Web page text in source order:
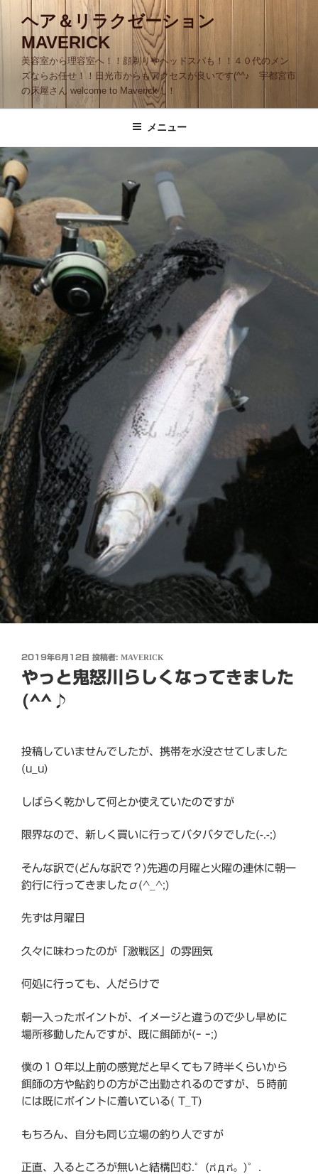
ス
プ
ヘア＆リラクゼーション
MAVERICK
美容室から理容室へ！！顔剃りやヘッドスパも！！４０代のメン
ズならお任せ！！日光市からもアクセスが良いです(^^♪ 宇都宮市
の床屋さん welcome to Maverick！！
メニュー
投
稿
日:
2019年6月12日 投稿者: MAVERICK
やっと鬼怒川らしくなってきました
(^^♪
投稿していませんでしたが、携帯を水没させてしました
(u_u)
しばらく乾かして何とか使えていたのですが
限界なので、新しく買いに行ってバタバタでした(-.-;)
そんな訳で(どんな訳で？)先週の月曜と火曜の連休に朝一
釣行に行ってきましたσ(^_^;)
先ずは月曜日
久々に味わったのが「激戦区」の雰囲気
何処に行っても、人だらけで
朝一入ったポイントが、イメージと違うので少し早めに
場所移動したんですが、既に餌師が(ｰ ｰ;)
僕の１０年以上前の感覚だと早くても７時半くらいから
餌師の方や鮎釣りの方がご出勤されるのですが、５時前
には既にポイントに着いている( T_T)
もちろん、自分も同じ立場の釣り人ですが
正直、入るところが無いと結構凹む.°(ಗдಗ。)°.